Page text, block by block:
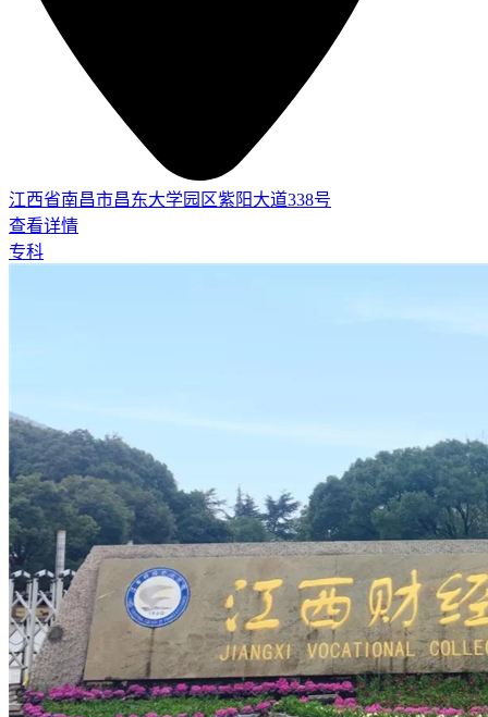
江西省南昌市昌东大学园区紫阳大道338号
查看详情
专科